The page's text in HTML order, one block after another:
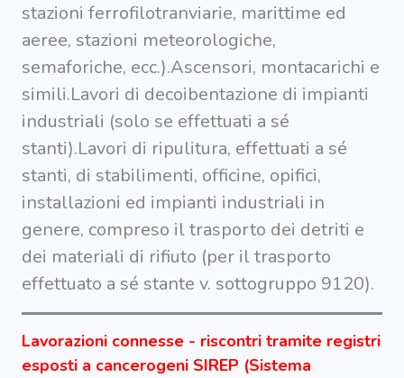
stazioni ferrofilotranviarie, marittime ed
aeree, stazioni meteorologiche,
semaforiche, ecc.).Ascensori, montacarichi e
simili.Lavori di decoibentazione di impianti
industriali (solo se effettuati a sé
stanti).Lavori di ripulitura, effettuati a sé
stanti, di stabilimenti, officine, opifici,
installazioni ed impianti industriali in
genere, compreso il trasporto dei detriti e
dei materiali di rifiuto (per il trasporto
effettuato a sé stante v. sottogruppo 9120).
Lavorazioni connesse - riscontri tramite registri
esposti a cancerogeni SIREP (Sistema